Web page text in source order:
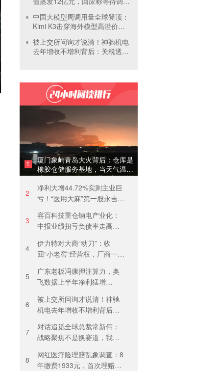
中国大模型周调用量全球登顶：
Kimi K3击穿海外模型高溢价壁
被上交所问询才说清！神驰机电
去年增收不增利背后：关税透支
1
厦门象屿青岛大火背后：仓库是
橡胶仓储服务基地，当天气温未
达预警，集团5月刚进行安全管
理培训
2
净利大增44.72%实则主业巨
亏！“医用大麻”第一股永吉股
收益“保盈”
3
容百科技重仓钠电产业化：
中报业绩扭亏负债率走高，
4
伊力特对大商“动刀”：收
回“小老窖”经营权，厂商一体
5
广东老板冯康押注算力，奥
飞数据上半年净利猛增
元
6
被上交所问询才说清！神驰
机电去年增收不增利背后：
减
7
对话追觅全球总裁常新伟：
战略聚焦不是换赛道，我们
8
网红医疗险理赔乱象调查：8
年缴费1933元，首次理赔被